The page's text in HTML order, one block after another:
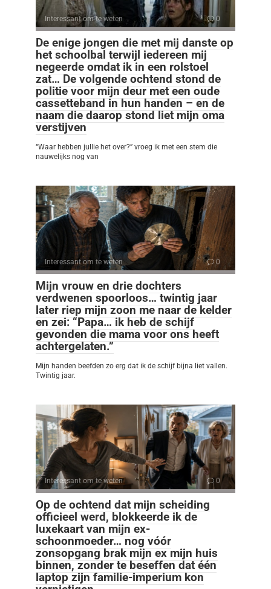
Interessant om te weten 0
De enige jongen die met mij danste op
het schoolbal terwijl iedereen mij
negeerde omdat ik in een rolstoel
zat… De volgende ochtend stond de
politie voor mijn deur met een oude
cassetteband in hun handen – en de
naam die daarop stond liet mijn oma
verstijven
“Waar hebben jullie het over?” vroeg ik met een stem die
nauwelijks nog van
Interessant om te weten 0
Mijn vrouw en drie dochters
verdwenen spoorloos… twintig jaar
later riep mijn zoon me naar de kelder
en zei: “Papa… ik heb de schijf
gevonden die mama voor ons heeft
achtergelaten.”
Mijn handen beefden zo erg dat ik de schijf bijna liet vallen.
Twintig jaar.
Interessant om te weten 0
Op de ochtend dat mijn scheiding
officieel werd, blokkeerde ik de
luxekaart van mijn ex-
schoonmoeder… nog vóór
zonsopgang brak mijn ex mijn huis
binnen, zonder te beseffen dat één
laptop zijn familie-imperium kon